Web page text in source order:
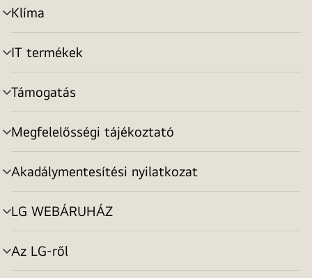
Klíma
menu
toggle
IT termékek
menu
toggle
Támogatás
menu
toggle
Megfelelősségi tájékoztató
menu
toggle
Akadálymentesítési nyilatkozat
menu
toggle
LG WEBÁRUHÁZ
menu
toggle
Az LG-ről
menu
toggle